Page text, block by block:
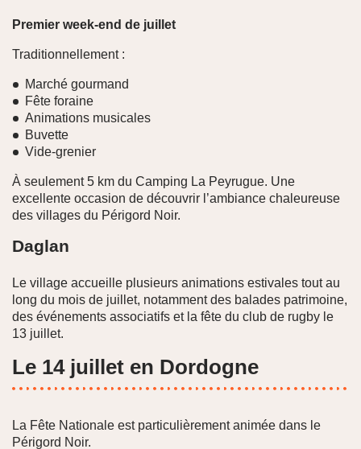
Premier week-end de juillet
Traditionnellement :
Marché gourmand
Fête foraine
Animations musicales
Buvette
Vide-grenier
À seulement 5 km du Camping La Peyrugue. Une
excellente occasion de découvrir l’ambiance chaleureuse
des villages du Périgord Noir.
Daglan
Le village accueille plusieurs animations estivales tout au
long du mois de juillet, notamment des balades patrimoine,
des événements associatifs et la fête du club de rugby le
13 juillet.
Le 14 juillet en Dordogne
La Fête Nationale est particulièrement animée dans le
Périgord Noir.